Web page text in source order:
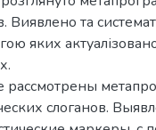
Виявлено та
яких
рассмотрены
слоганов.